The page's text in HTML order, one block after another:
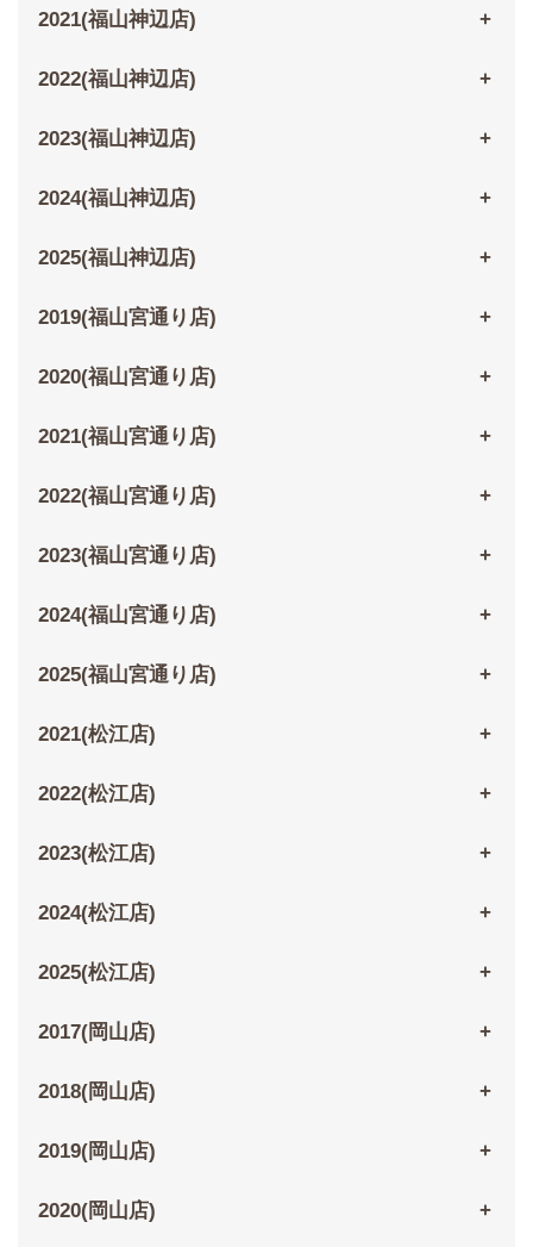
2021(福山神辺店)
2022(福山神辺店)
2023(福山神辺店)
2024(福山神辺店)
2025(福山神辺店)
2019(福山宮通り店)
2020(福山宮通り店)
2021(福山宮通り店)
2022(福山宮通り店)
2023(福山宮通り店)
2024(福山宮通り店)
2025(福山宮通り店)
2021(松江店)
2022(松江店)
2023(松江店)
2024(松江店)
2025(松江店)
2017(岡山店)
2018(岡山店)
2019(岡山店)
2020(岡山店)